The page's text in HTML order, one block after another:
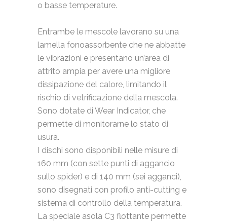
o basse temperature.
Entrambe le mescole lavorano su una
lamella fonoassorbente che ne abbatte
le vibrazioni e presentano un’area di
attrito ampia per avere una migliore
dissipazione del calore, limitando il
rischio di vetrificazione della mescola.
Sono dotate di Wear Indicator, che
permette di monitorarne lo stato di
usura.
I dischi sono disponibili nelle misure di
160 mm (con sette punti di aggancio
sullo spider) e di 140 mm (sei agganci),
sono disegnati con profilo anti-cutting e
sistema di controllo della temperatura.
La speciale asola C3 flottante permette